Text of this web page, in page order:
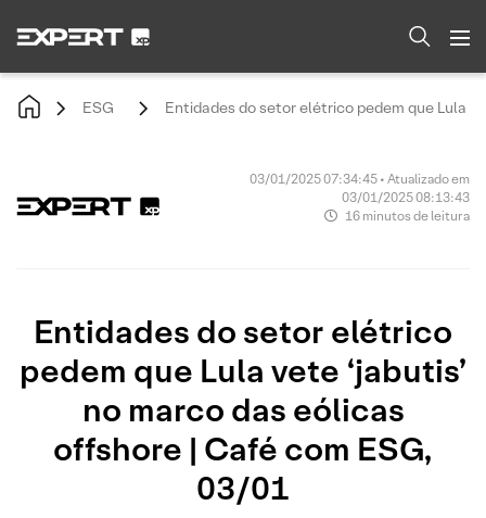
ESG Entidades do setor elétrico pedem que Lula
03/01/2025 07:34:45 • Atualizado em
03/01/2025 08:13:43
16 minutos de leitura
Entidades do setor elétrico
pedem que Lula vete ‘jabutis’
no marco das eólicas
offshore | Café com ESG,
03/01